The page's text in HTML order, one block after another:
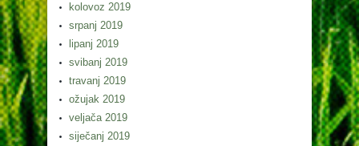
kolovoz 2019
srpanj 2019
lipanj 2019
svibanj 2019
travanj 2019
ožujak 2019
veljača 2019
siječanj 2019